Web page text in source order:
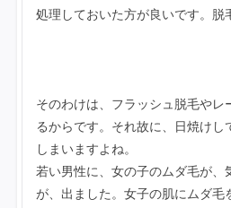
処理しておいた方が良いです。脱
そのわけは、フラッシュ脱毛や
るからです。それ故に、日焼け
しまいますよね。
若い男性に、女の子のムダ毛が、
が、出ました。女子の肌にムダ毛